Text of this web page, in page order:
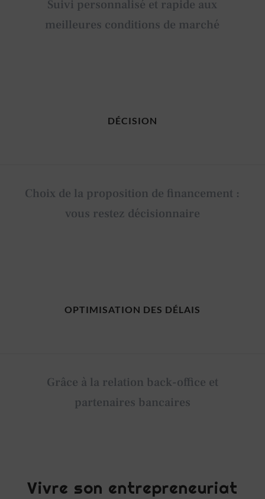
Suivi personnalisé et rapide aux
meilleures conditions de marché
DÉCISION
Choix de la proposition de financement :
vous restez décisionnaire
OPTIMISATION DES DÉLAIS
Grâce à la relation back-office et
partenaires bancaires
Vivre son entrepreneuriat